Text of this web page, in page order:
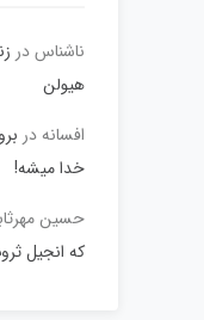
ناشناسدر
هیولن
افسانه در
خدا میشه!
حسین
که انجیل